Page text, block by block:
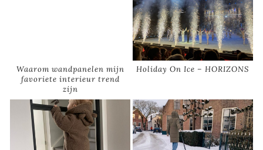
Waarom wandpanelen mijn
favoriete interieur trend
zijn
Holiday On Ice – HORIZONS